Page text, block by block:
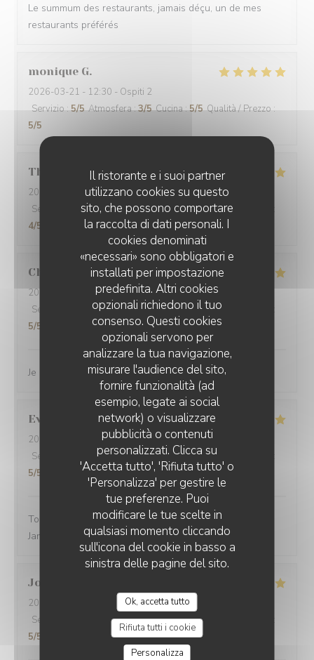
Il ristorante e i suoi partner
utilizzano cookies su questo
sito, che possono comportare
la raccolta di dati personali. I
cookies denominati
«necessari» sono obbligatori e
installati per impostazione
predefinita. Altri cookies
opzionali richiedono il tuo
consenso. Questi cookies
opzionali servono per
analizzare la tua navigazione,
misurare l'audience del sito,
fornire funzionalità (ad
esempio, legate ai social
network) o visualizzare
pubblicità o contenuti
personalizzati. Clicca su
'Accetta tutto', 'Rifiuta tutto' o
'Personalizza' per gestire le
tue preferenze. Puoi
modificare le tue scelte in
qualsiasi momento cliccando
sull'icona del cookie in basso a
sinistra delle pagine del sito.
Ok, accetta tutto
Rifiuta tutti i cookie
Personalizza
Le summum des restaurants, jamais déçu, un de mes
restaurants préférés
monique G
2026-03-21 - 12:30 - Ospiti 2
Servizio:5/5 Atmosfera:3/5 Cucina:5/5 Qualità / Prezzo :
5/5
Thibaut
2026-03-14
- 20:00 - Ospiti 4
Servizio
/5 Atmosfera:5/5 Cucina: 4/5 Qualità / Prezzo
4/5
Charlene
2026-03-05
- 12:00 - Ospiti 2
Servizio
Atmosfera: 5 /5 Cucina : 5 /5 Qualità / Prezzo
5/5
Je recommande vivement ce restaurant
Evelyne
2026-03-01
- 12:30 - Ospiti 2
Servizio
Atmosfera: 3/5 Cucina:5/5 Qualità / Prezzo
5/5
Toujours un excellent accueil. Bon rapport qualité prix.
Jamais déçue
Joseph
2026-03-05
- 12:00 - Ospiti 4
Servizio
Atmosfera:5/5 Cucina:5/5
5/5